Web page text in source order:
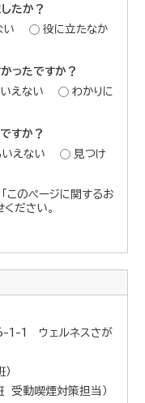
たか？
い
役に立たなか
ったですか？
えない
わかりに
すか？
えない
見つけ
このページに関するお
ださい。
1 ウェルネスさが
動喫煙対策担当）